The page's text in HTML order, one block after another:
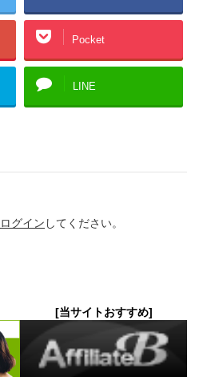
Pocket
LINE
ログイン してください。
[当サイトおすすめ]